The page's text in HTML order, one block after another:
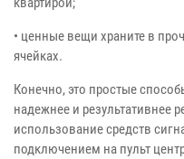
• ценные вещи храните в
ячейках.
Конечно, это простые
надежнее и результативнее
использование средств
подключением на пульт